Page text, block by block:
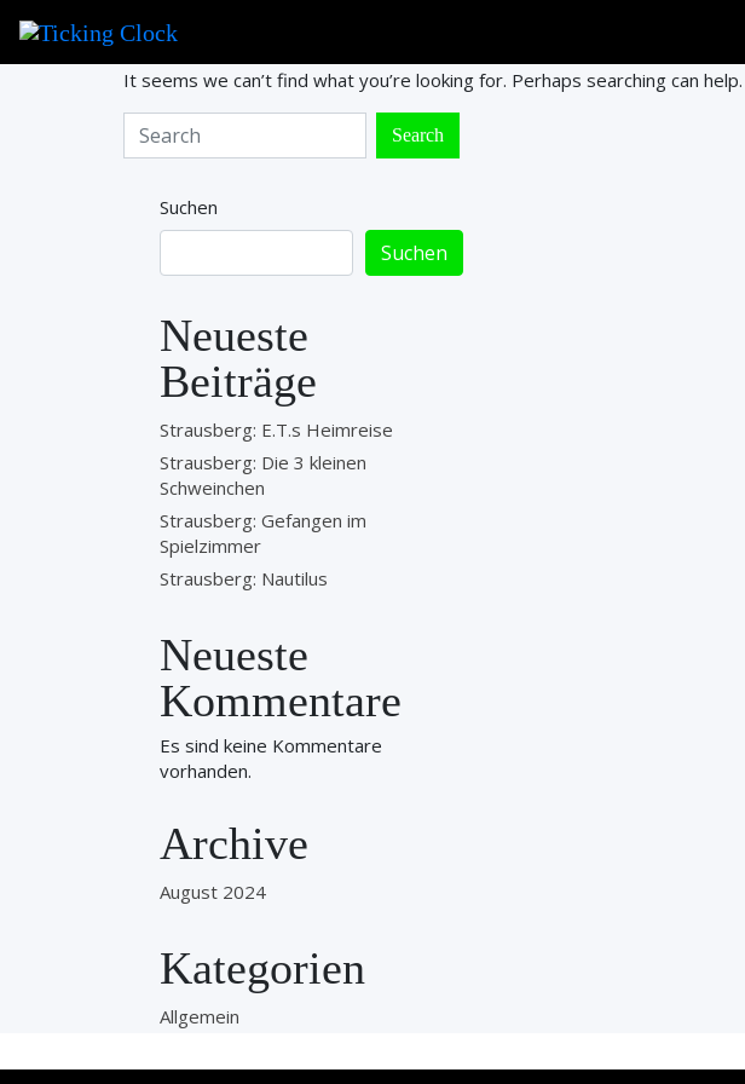
Nothing Found
It seems we can’t find what you’re looking for. Perhaps searching can help.
Suchen
Suchen
Neueste
Beiträge
Strausberg: E.T.s Heimreise
Strausberg: Die 3 kleinen
Schweinchen
Strausberg: Gefangen im
Spielzimmer
Strausberg: Nautilus
Neueste
Kommentare
Es sind keine Kommentare
vorhanden.
Archive
August 2024
Kategorien
Allgemein